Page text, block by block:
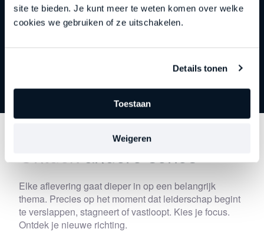
site te bieden. Je kunt meer te weten komen over welke
cookies we gebruiken of ze uitschakelen.
Details tonen
Toestaan
Weigeren
Elke aflevering gaat dieper in op een belangrijk
thema. Precies op het moment dat leiderschap begint
te verslappen, stagneert of vastloopt. Kies je focus.
Ontdek je nieuwe richting.